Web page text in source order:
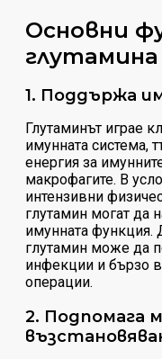
Основни
глутамина
1. Поддържа
Глутаминът играе
имунната система,
енергия за
макрофагите. В
интензивни
глутамин могат да
имунната функция.
глутамин може да
инфекции и бързо
операции.
2. Подпомага